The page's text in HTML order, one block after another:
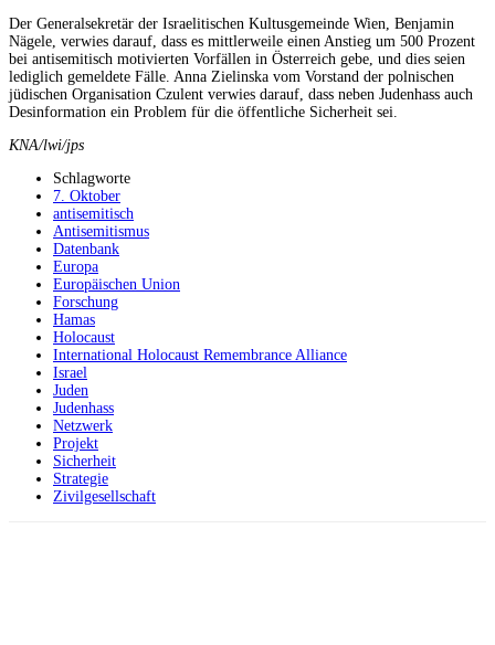
Der Generalsekretär der Israelitischen Kultusgemeinde Wien, Benjamin
Nägele, verwies darauf, dass es mittlerweile einen Anstieg um 500 Prozent
bei antisemitisch motivierten Vorfällen in Österreich gebe, und dies seien
lediglich gemeldete Fälle. Anna Zielinska vom Vorstand der polnischen
jüdischen Organisation Czulent verwies darauf, dass neben Judenhass auch
Desinformation ein Problem für die öffentliche Sicherheit sei.
KNA/lwi/jps
Schlagworte
7. Oktober
antisemitisch
Antisemitismus
Datenbank
Europa
Europäischen Union
Forschung
Hamas
Holocaust
International Holocaust Remembrance Alliance
Israel
Juden
Judenhass
Netzwerk
Projekt
Sicherheit
Strategie
Zivilgesellschaft